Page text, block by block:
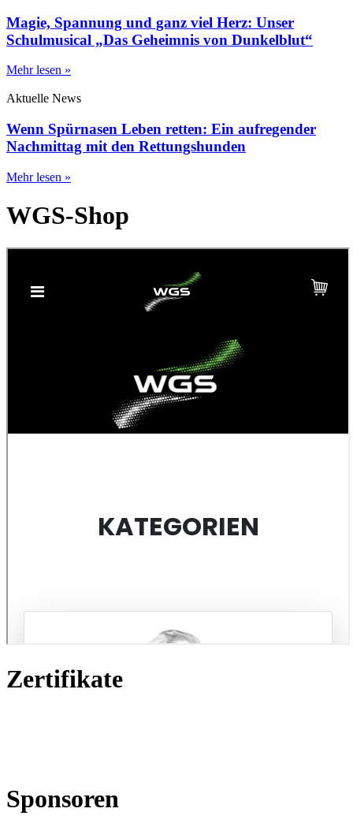
Magie, Spannung und ganz viel Herz: Unser
Schulmusical „Das Geheimnis von Dunkelblut“
Mehr lesen »
Aktuelle News
Wenn Spürnasen Leben retten: Ein aufregender
Nachmittag mit den Rettungshunden
Mehr lesen »
WGS-Shop
Zertifikate
Sponsoren